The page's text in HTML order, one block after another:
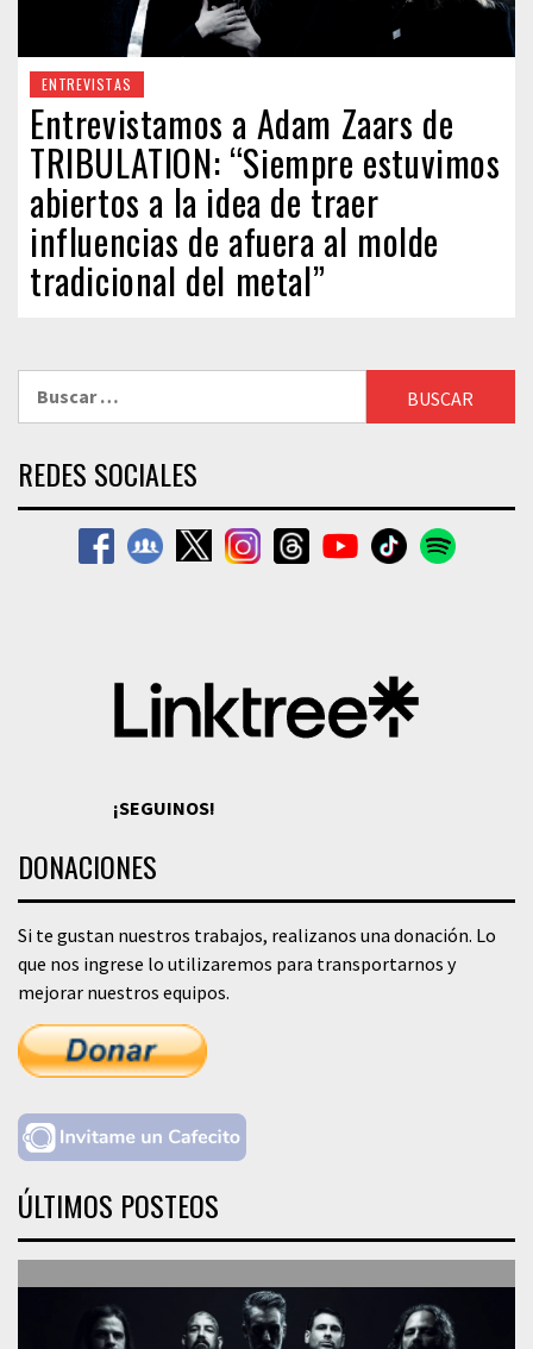
ENTREVISTAS
Entrevistamos a Adam Zaars de
TRIBULATION: “Siempre estuvimos
abiertos a la idea de traer
influencias de afuera al molde
tradicional del metal”
REDES SOCIALES
¡SEGUINOS!
DONACIONES
Si te gustan nuestros trabajos, realizanos una donación. Lo
que nos ingrese lo utilizaremos para transportarnos y
mejorar nuestros equipos.
ÚLTIMOS POSTEOS